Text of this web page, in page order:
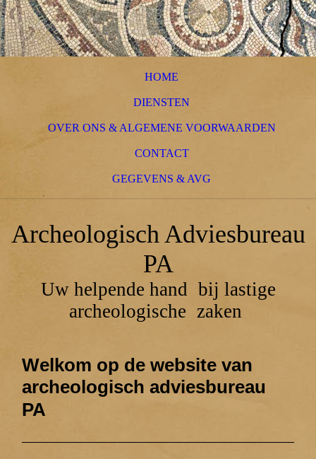
HOME
DIENSTEN
OVER ONS & ALGEMENE VOORWAARDEN
CONTACT
GEGEVENS & AVG
Archeologisch Adviesbureau
PA
Uw helpende hand bij lastige
archeologische zaken
Welkom op de website van
archeologisch adviesbureau
PA